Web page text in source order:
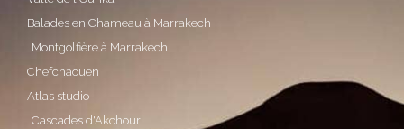
Balades en Chameau à Marrakech
Montgolfière à Marrakech
Chefchaouen
Atlas studio
Cascades d'Akchour